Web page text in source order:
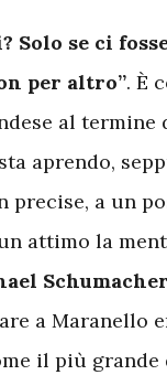
Solo se ci
per altro”. È
al
aprendo,
precise, a un
attimo la
Schumacher
a Maranello
il più grande